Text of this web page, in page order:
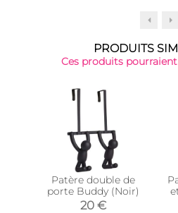
PRODUITS
Ces produits
Patère double de
porte Buddy (Noir)
20 €